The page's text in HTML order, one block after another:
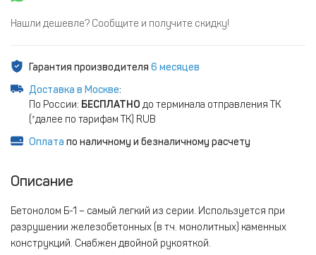
Нашли дешевле? Сообщите и получите скидку!
Гарантия производителя 6 месяцев
Доставка в Москве:
По России: БЕСПЛАТНО до терминала отправления ТК
(*далее по тарифам ТК) RUB
Оплата по наличному и безналичному расчету
Описание
Бетонолом Б-1 – самый легкий из серии. Используется при
разрушении железобетонных (в т.ч. монолитных) каменных
конструкций. Снабжен двойной рукояткой.